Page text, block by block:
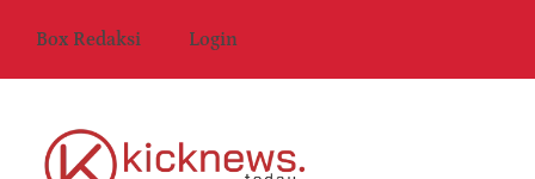
Box Redaksi Login